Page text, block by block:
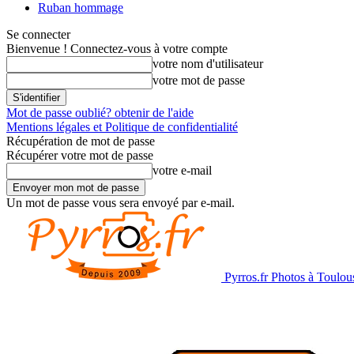
Ruban hommage
Se connecter
Bienvenue ! Connectez-vous à votre compte
votre nom d'utilisateur
votre mot de passe
Mot de passe oublié? obtenir de l'aide
Mentions légales et Politique de confidentialité
Récupération de mot de passe
Récupérer votre mot de passe
votre e-mail
Un mot de passe vous sera envoyé par e-mail.
Pyrros.fr Photos à